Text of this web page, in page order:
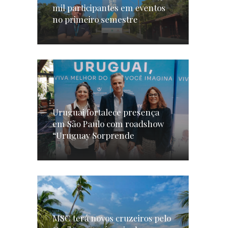
mil participantes em eventos
no primeiro semestre
Uruguai fortalece presença
em São Paulo com roadshow
“Uruguay Sorprende
MSC terá novos cruzeiros pelo